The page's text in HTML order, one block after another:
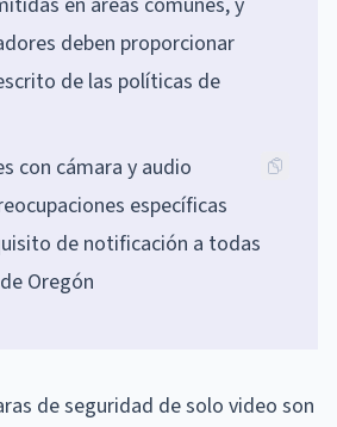
deben proporcionar
de las políticas de
con cámara y audio
específicas
de notificación a todas
Oregón
de seguridad de solo video son